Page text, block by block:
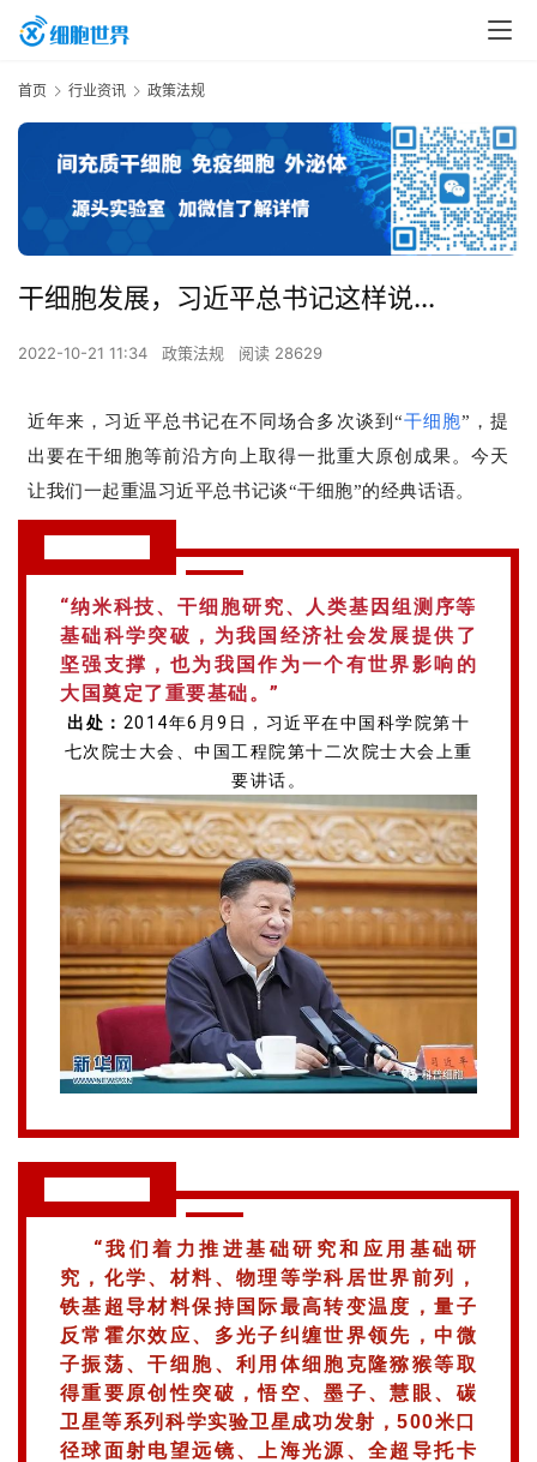
首页 行业资讯 政策法规
干细胞发展，习近平总书记这样说...
2022-10-21 11:34 政策法规 阅读 28629
近年来，习近平总书记在不同场合多次谈到“干细胞”，提
出要在干细胞等前沿方向上取得一批重大原创成果。今天
让我们一起重温习近平总书记谈“干细胞”的经典话语。
“纳米科技、干细胞研究、人类基因组测序等
基础科学突破，为我国经济社会发展提供了
坚强支撑，也为我国作为一个有世界影响的
大国奠定了重要基础。”
出处： 2014年6月9日，习近平在中国科学院第十
七次院士大会、中国工程院第十二次院士大会上重
要讲话。
“我们着力推进基础研究和应用基础研
究，化学、材料、物理等学科居世界前列，
铁基超导材料保持国际最高转变温度，量子
反常霍尔效应、多光子纠缠世界领先，中微
子振荡、干细胞、利用体细胞克隆猕猴等取
得重要原创性突破，悟空、墨子、慧眼、碳
卫星等系列科学实验卫星成功发射，500米口
径球面射电望远镜、上海光源、全超导托卡